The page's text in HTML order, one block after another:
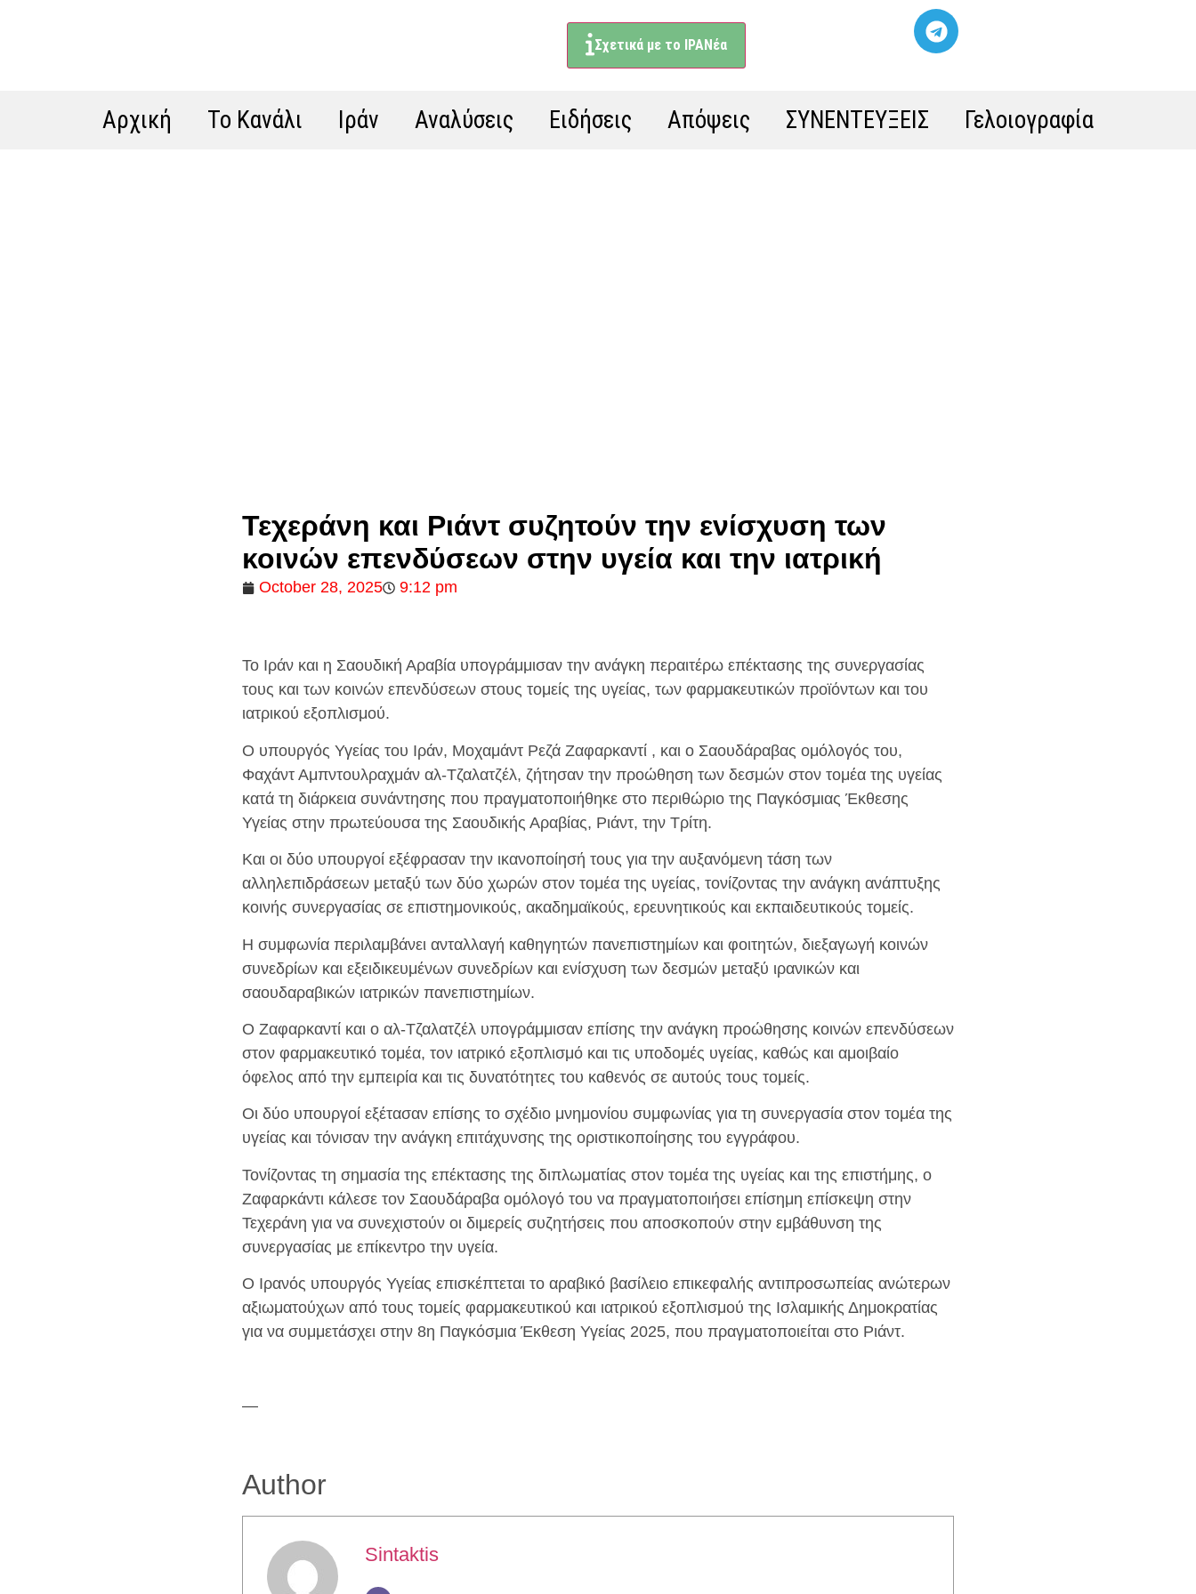
Σχετικά με το ΙΡΑΝέα
Αρχική Το Κανάλι Ιράν Αναλύσεις Ειδήσεις Απόψεις ΣΥΝΕΝΤΕΥΞΕΙΣ Γελοιογραφία
Τεχεράνη και Ριάντ συζητούν την ενίσχυση των
κοινών επενδύσεων στην υγεία και την ιατρική
October 28, 2025 9:12 pm
Το Ιράν και η Σαουδική Αραβία υπογράμμισαν την ανάγκη περαιτέρω επέκτασης της συνεργασίας
τους και των κοινών επενδύσεων στους τομείς της υγείας, των φαρμακευτικών προϊόντων και του
ιατρικού εξοπλισμού.
Ο υπουργός Υγείας του Ιράν, Μοχαμάντ Ρεζά Ζαφαρκαντί , και ο Σαουδάραβας ομόλογός του,
Φαχάντ Αμπντουλραχμάν αλ-Τζαλατζέλ, ζήτησαν την προώθηση των δεσμών στον τομέα της υγείας
κατά τη διάρκεια συνάντησης που πραγματοποιήθηκε στο περιθώριο της Παγκόσμιας Έκθεσης
Υγείας στην πρωτεύουσα της Σαουδικής Αραβίας, Ριάντ, την Τρίτη.
Και οι δύο υπουργοί εξέφρασαν την ικανοποίησή τους για την αυξανόμενη τάση των
αλληλεπιδράσεων μεταξύ των δύο χωρών στον τομέα της υγείας, τονίζοντας την ανάγκη ανάπτυξης
κοινής συνεργασίας σε επιστημονικούς, ακαδημαϊκούς, ερευνητικούς και εκπαιδευτικούς τομείς.
Η συμφωνία περιλαμβάνει ανταλλαγή καθηγητών πανεπιστημίων και φοιτητών, διεξαγωγή κοινών
συνεδρίων και εξειδικευμένων συνεδρίων και ενίσχυση των δεσμών μεταξύ ιρανικών και
σαουδαραβικών ιατρικών πανεπιστημίων.
Ο Ζαφαρκαντί και ο αλ-Τζαλατζέλ υπογράμμισαν επίσης την ανάγκη προώθησης κοινών επενδύσεων
στον φαρμακευτικό τομέα, τον ιατρικό εξοπλισμό και τις υποδομές υγείας, καθώς και αμοιβαίο
όφελος από την εμπειρία και τις δυνατότητες του καθενός σε αυτούς τους τομείς.
Οι δύο υπουργοί εξέτασαν επίσης το σχέδιο μνημονίου συμφωνίας για τη συνεργασία στον τομέα της
υγείας και τόνισαν την ανάγκη επιτάχυνσης της οριστικοποίησης του εγγράφου.
Τονίζοντας τη σημασία της επέκτασης της διπλωματίας στον τομέα της υγείας και της επιστήμης, ο
Ζαφαρκάντι κάλεσε τον Σαουδάραβα ομόλογό του να πραγματοποιήσει επίσημη επίσκεψη στην
Τεχεράνη για να συνεχιστούν οι διμερείς συζητήσεις που αποσκοπούν στην εμβάθυνση της
συνεργασίας με επίκεντρο την υγεία.
Ο Ιρανός υπουργός Υγείας επισκέπτεται το αραβικό βασίλειο επικεφαλής αντιπροσωπείας ανώτερων
αξιωματούχων από τους τομείς φαρμακευτικού και ιατρικού εξοπλισμού της Ισλαμικής Δημοκρατίας
για να συμμετάσχει στην 8η Παγκόσμια Έκθεση Υγείας 2025, που πραγματοποιείται στο Ριάντ.
—
Author
Sintaktis